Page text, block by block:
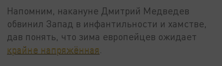
Напомним, накануне Дмитрий Медведев
обвинил Запад в инфантильности и хамстве,
дав понять, что зима европейцев ожидает
крайне напряжённая